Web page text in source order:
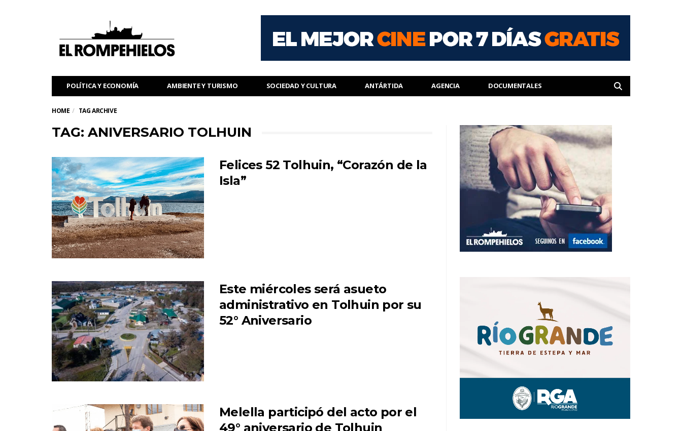
POLÍTICA Y ECONOMÍA AMBIENTE Y TURISMO SOCIEDAD Y CULTURA ANTÁRTIDA AGENCIA DOCUMENTALES
HOME TAG ARCHIVE
TAG: ANIVERSARIO TOLHUIN
Felices 52 Tolhuin, “Corazón de la
Isla”
Este miércoles será asueto
administrativo en Tolhuin por su
52° Aniversario
Melella participó del acto por el
49° aniversario de Tolhuin